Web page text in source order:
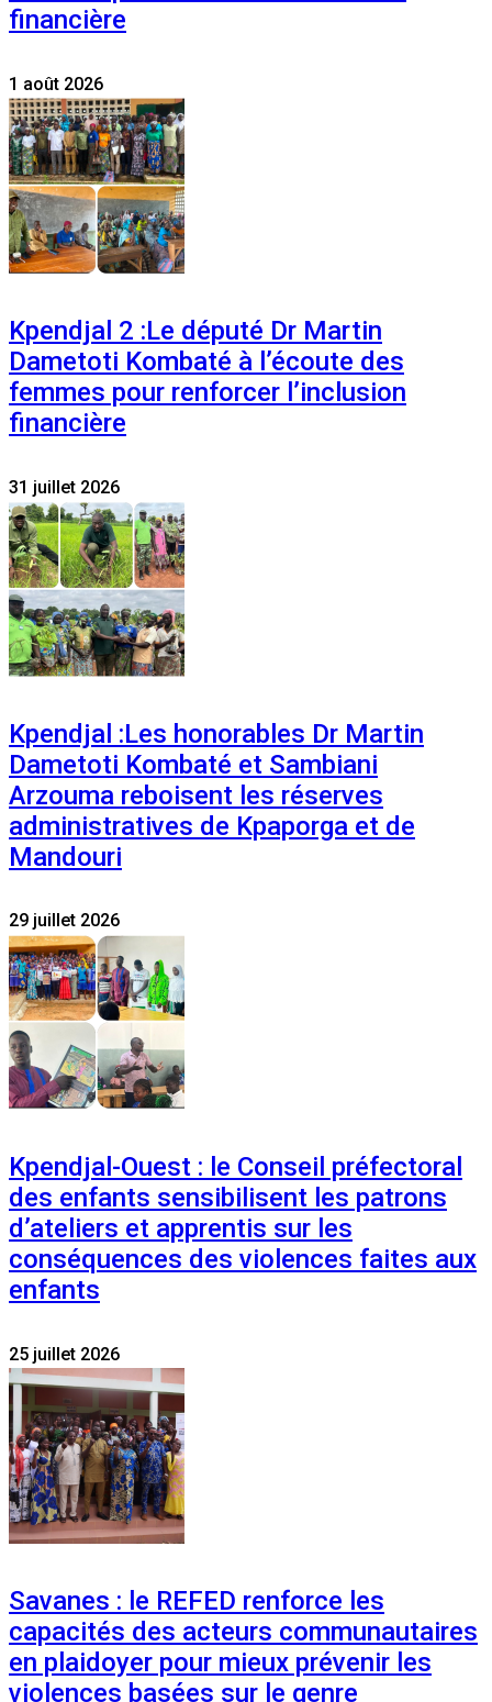
financière
1 août 2026
Kpendjal 2 :Le député Dr Martin
Dametoti Kombaté à l’écoute des
femmes pour renforcer l’inclusion
financière
31 juillet 2026
Kpendjal :Les honorables Dr Martin
Dametoti Kombaté et Sambiani
Arzouma reboisent les réserves
administratives de Kpaporga et de
Mandouri
29 juillet 2026
Kpendjal-Ouest : le Conseil préfectoral
des enfants sensibilisent les patrons
d’ateliers et apprentis sur les
conséquences des violences faites aux
enfants
25 juillet 2026
Savanes : le REFED renforce les
capacités des acteurs communautaires
en plaidoyer pour mieux prévenir les
violences basées sur le genre